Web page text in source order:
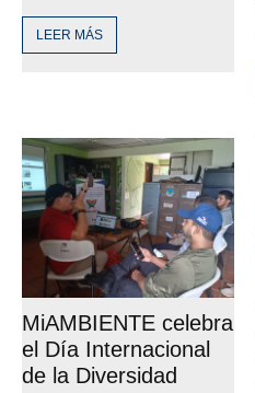
LEER MÁS
MiAMBIENTE celebra
el Día Internacional
de la Diversidad